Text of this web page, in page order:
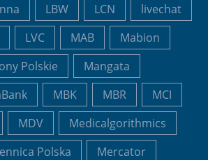
LBW LCN
livechat
LVC MAB
Mabion
Polskie
Mangata
MBK MBR
MCI
MDV
Medicalgorithmics
Polska
Mercator